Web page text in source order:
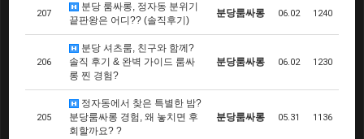
207
분당 룸싸롱, 정자동 분위기
끝판왕은 어디?? (솔직후기)
분당룸싸롱 06.02 1240
206
분당 셔츠룸, 친구와 함께?
솔직 후기 & 완벽 가이드 룸싸
롱 찐 경험?
분당룸싸롱 06.02 1230
205
정자동에서 찾은 특별한 밤?
분당룸싸롱 경험, 왜 놓치면 후
회할까요? ?
분당룸싸롱 05.31 1136